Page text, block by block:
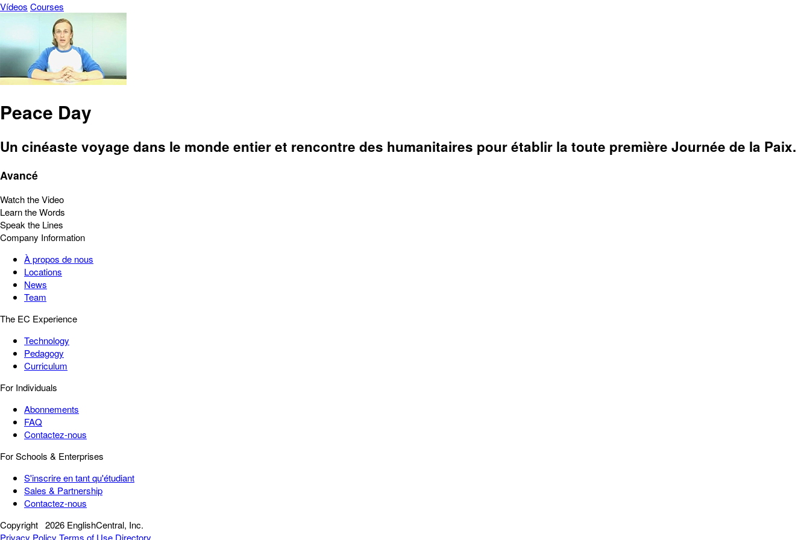
Vídeos Courses
Peace Day
Un cinéaste voyage dans le monde entier et rencontre des humanitaires pour établir la toute première Journée de la Paix.
Avancé
Watch the Video
Learn the Words
Speak the Lines
Company Information
À propos de nous
Locations
News
Team
The EC Experience
Technology
Pedagogy
Curriculum
For Individuals
Abonnements
FAQ
Contactez-nous
For Schools & Enterprises
S'inscrire en tant qu'étudiant
Sales & Partnership
Contactez-nous
Copyright 2026 EnglishCentral, Inc.